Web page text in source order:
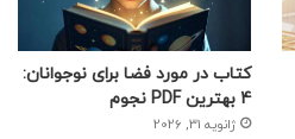
کتاب در مورد فضا برای نوجوانان:
4 بهترین PDF نجوم
ژانویه 31, 2026